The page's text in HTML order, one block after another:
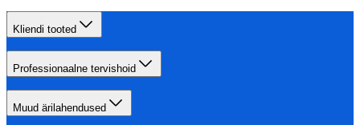
Kliendi tooted
Professionaalne tervishoid
Muud ärilahendused